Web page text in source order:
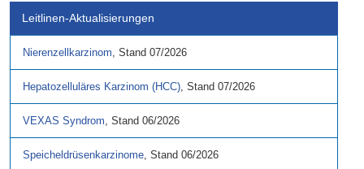
Leitlinen-Aktualisierungen
Nierenzellkarzinom, Stand 07/2026
Hepatozelluläres Karzinom (HCC), Stand 07/2026
VEXAS Syndrom, Stand 06/2026
Speicheldrüsenkarzinome, Stand 06/2026